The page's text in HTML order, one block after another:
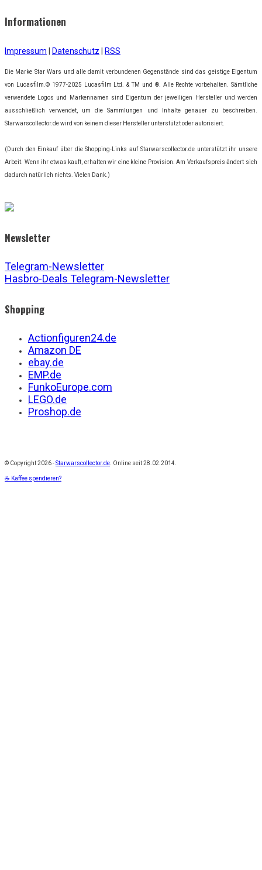
Informationen
Impressum Datenschutz RSS
Die Marke Star Wars und alle damit verbundenen Gegenstände sind das geistige Eigentum
von Lucasfilm.© 1977-2025 Lucasfilm Ltd. & TM und ®. Alle Rechte vorbehalten. Sämtliche
verwendete Logos und Markennamen sind Eigentum der jeweiligen Hersteller und werden
ausschließlich verwendet, um die Sammlungen und Inhalte genauer zu beschreiben.
Starwarscollector.de wird von keinem dieser Hersteller unterstützt oder autorisiert.
(Durch den Einkauf über die Shopping-Links auf Starwarscollector.de unterstützt ihr unsere
Arbeit. Wenn ihr etwas kauft, erhalten wir eine kleine Provision. Am Verkaufspreis ändert sich
dadurch natürlich nichts. Vielen Dank.)
Newsletter
Telegram-Newsletter
Hasbro-Deals Telegram-Newsletter
Shopping
Actionfiguren24.de
Amazon DE
ebay.de
EMP.de
FunkoEurope.com
LEGO.de
Proshop.de
© Copyright2026 -Starwarscollector.de . Online seit 28.02.2014.
☕ Kaffee spendieren?